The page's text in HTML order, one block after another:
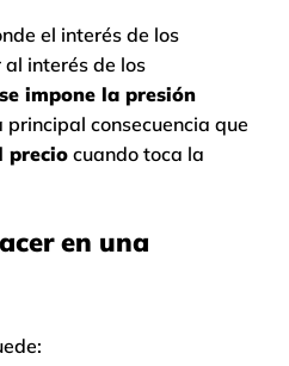
el interés de los
interés de los
se impone la presión
principal consecuencia que
preciocuando toca la
en una